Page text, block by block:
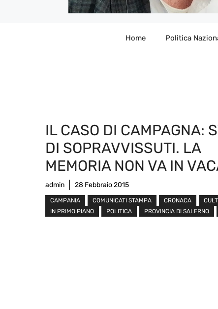
Home Politica
IL CASO DI CAMPAGNA:
DI SOPRAVVISSUTI. LA
MEMORIA NON VA IN
admin 28 Febbraio 2015
CAMPANIA COMUNICATI STAMPA CRONACA
IN PRIMO PIANO
POLITICA PROVINCIA DI SALERNO